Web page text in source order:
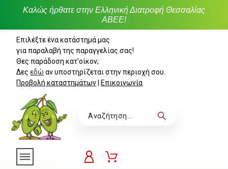
Καλώς ήρθατε στην Ελληνική Διατροφή Θεσσαλίας
ΑΒΕΕ!
Επιλέξτε ένα κατάστημά μας
για παραλαβή της παραγγελίας σας!
Θες παράδοση κατ'οίκον;
Δεςεδώ αν υποστηρίζεται στην περιοχή σου.
Προβολή καταστημάτων
Επικοινωνία